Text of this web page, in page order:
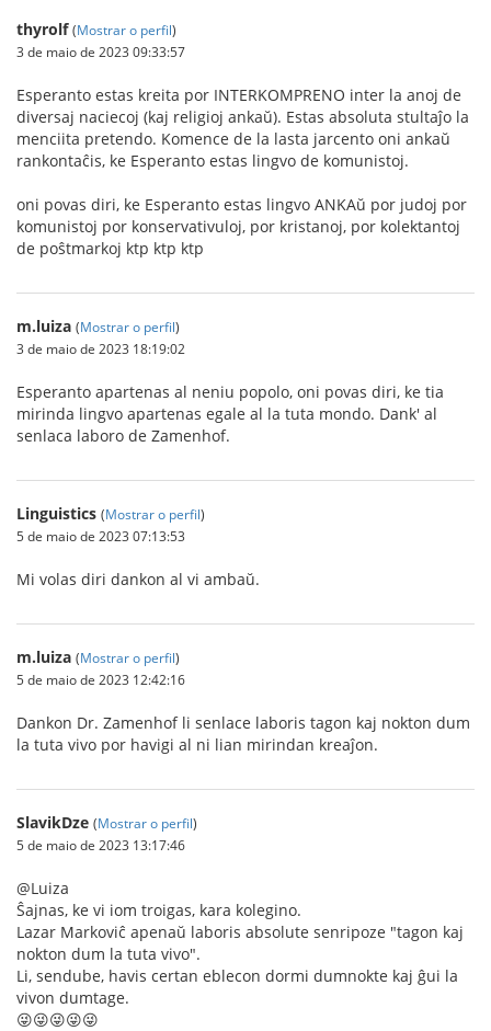
thyrolf (Mostrar o perfil)
3 de maio de 2023 09:33:57
Esperanto estas kreita por INTERKOMPRENO inter la anoj de
diversaj naciecoj (kaj religioj ankaŭ). Estas absoluta stultaĵo la
menciita pretendo. Komence de la lasta jarcento oni ankaŭ
rankontaĉis, ke Esperanto estas lingvo de komunistoj.
oni povas diri, ke Esperanto estas lingvo ANKAŭ por judoj por
komunistoj por konservativuloj, por kristanoj, por kolektantoj
de poŝtmarkoj ktp ktp ktp
m.luiza (Mostrar o perfil)
3 de maio de 2023 18:19:02
Esperanto apartenas al neniu popolo, oni povas diri, ke tia
mirinda lingvo apartenas egale al la tuta mondo. Dank' al
senlaca laboro de Zamenhof.
Linguistics (Mostrar o perfil)
5 de maio de 2023 07:13:53
Mi volas diri dankon al vi ambaŭ.
m.luiza (Mostrar o perfil)
5 de maio de 2023 12:42:16
Dankon Dr. Zamenhof li senlace laboris tagon kaj nokton dum
la tuta vivo por havigi al ni lian mirindan kreaĵon.
SlavikDze (Mostrar o perfil)
5 de maio de 2023 13:17:46
@Luiza
Ŝajnas, ke vi iom troigas, kara kolegino.
Lazar Markoviĉ apenaŭ laboris absolute senripoze "tagon kaj
nokton dum la tuta vivo".
Li, sendube, havis certan eblecon dormi dumnokte kaj ĝui la
vivon dumtage.
😜😜😜😜😜